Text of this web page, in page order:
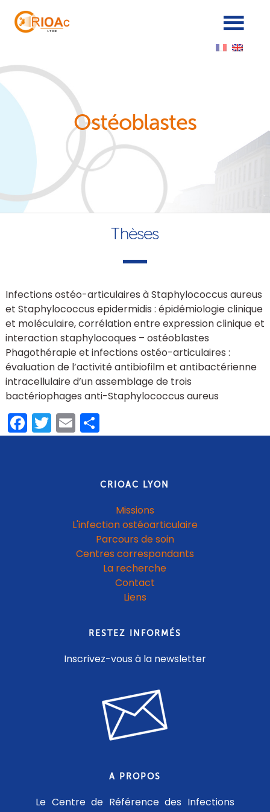
Ostéoblastes
Thèses
Infections ostéo-articulaires à Staphylococcus aureus
et Staphylococcus epidermidis : épidémiologie clinique
et moléculaire, corrélation entre expression clinique et
interaction staphylocoques – ostéoblastes
Phagothérapie et infections ostéo-articulaires :
évaluation de l’activité antibiofilm et antibactérienne
intracellulaire d’un assemblage de trois
bactériophages anti-Staphylococcus aureus
Facebook
Twitter
EmailShare
CRIOAC LYON
Missions
L'infection ostéoarticulaire
Parcours de soin
Centres correspondants
La recherche
Contact
Liens
RESTEZ INFORMÉS
Inscrivez-vous à la newsletter
A PROPOS
Le Centre de Référence des Infections
Cookies management panel